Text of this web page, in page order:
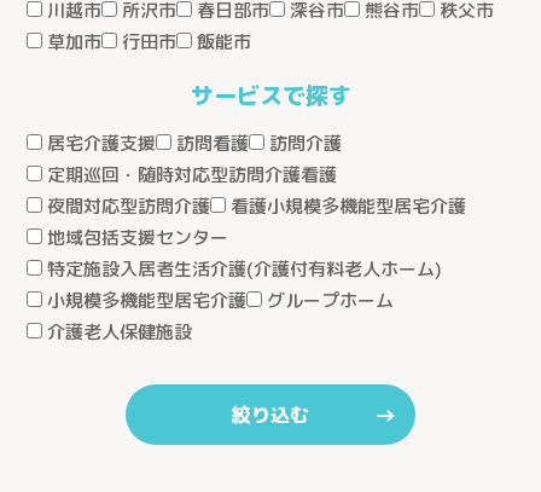
サービス紹介トップ
看護小規模多機能型居宅介護
小規模多機能型居宅介護
グループホーム
居宅介護支援
訪問看護
訪問介護
通所リハビリテーション
ケアステーションうらしん（さいたま市）
ケアセンターきょうどう（川口市）
ケアセンターとこしん（所沢市）
ケアセンターさきたま（行田市）
熊谷生協ケアセンター（熊谷市）
生協ちちぶケアステーション（秩父市）
ケアセンターかがやき（川口市）
採用情報
お知らせ
お問い合わせ
個人情報の取り扱いについて
川越市 所沢市 春日部市 深谷市 熊谷市
秩父市
草加市
行田市 飯能市
サービスで探す
居宅介護支援 訪問看護
訪問介護
定期巡回・随時対応型訪問介護看護
夜間対応型訪問介護
看護小規模多機能型居宅介護
地域包括支援センター
特定施設入居者生活介護(介護付有料老人ホーム)
小規模多機能型居宅介護
グループホーム
介護老人保健施設
絞り込む